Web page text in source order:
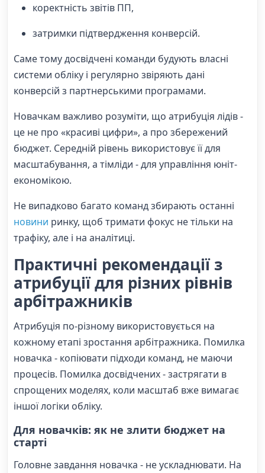
коректність звітів ПП,
затримки підтвердження конверсій.
Саме тому досвідчені команди будують власні
системи обліку і регулярно звіряють дані
конверсій з партнерськими програмами.
Новачкам важливо розуміти, що атрибуція лідів -
це не про «красиві цифри», а про збережений
бюджет. Середній рівень використовує її для
масштабування, а тімліди - для управління юніт-
економікою.
Не випадково багато команд збирають останні
новини ринку, щоб тримати фокус не тільки на
трафіку, але і на аналітиці.
Практичні рекомендації з
атрибуції для різних рівнів
арбітражників
Атрибуція по-різному використовується на
кожному етапі зростання арбітражника. Помилка
новачка - копіювати підходи команд, не маючи
процесів. Помилка досвідчених - застрягати в
спрощених моделях, коли масштаб вже вимагає
іншої логіки обліку.
Для новачків: як не злити бюджет на
старті
Головне завдання новачка - не ускладнювати. На